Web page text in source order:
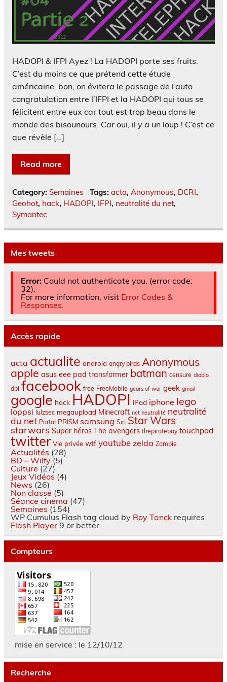
HADOPI & IFPI Ayez ! La HADOPI porte ses fruits.
C’est du moins ce que prétend cette étude
américaine. bon, on évitera le passage de l’auto
congratulation entre l’IFPI et la HADOPI qui tous se
félicitent entre eux car tout est trop beau dans le
monde des bisounours. Car oui, il y a un loup ! C’est ce
que révèle […]
Read more
Category: Semaines Tags: acta, Anonymous, DCRI,
Geohot, hack, HADOPI, IFPI, neutralité du net,
Symantec
Mes tweets
Error:Could not authenticate you. (error code:
32).
For more information, visit Error Codes &
Responses
Accès rapide
acta actualite android angry birds Anonymous
apple asus eee pad transformer batman censure diablo
dpi facebook free FreeMobile gears of war geek gmail
google hack HADOPI iPad iphone lego
loppsi lulzsec megaupload Minecraft net neutralité neutralité
du net Portal PRISM samsung Siri Star Wars
starwars Super héros The avengers thepiratebay touchpad
twitter Vie privée wtf youtube zelda Zombie
Actualités (28)
BD – Wilfy(5)
Culture (27)
Jeux Vidéos (4)
News (26)
Non classé (5)
Séance cinéma (47)
Semaines (154)
WP Cumulus Flash tag cloud by Roy Tanckrequires
Flash Player9 or better.
Compteurs
mise en service : le 12/10/12
Recherche